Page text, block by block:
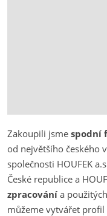
Zakoupili jsme spodní
od největšího českého
společnosti HOUFEK
České republice a
zpracování a
můžeme vytvářet